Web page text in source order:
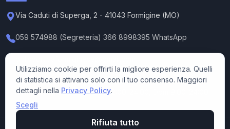
Via Caduti di Superga, 2 - 41043 Formigine (MO)
059 574988 (Segreteria) 366 8998395 WhatsApp
Segreteria: Lun-Ven 15:30-19:00
Polisportiva e Bar: Lun-Sab 12:00-24:00, Dom 9:00-24:00
Utilizziamo cookie per offrirti la migliore esperienza. Quelli
di statistica si attivano solo con il tuo consenso. Maggiori
dettagli nella Privacy Policy.
Scegli
Rifiuta tutto